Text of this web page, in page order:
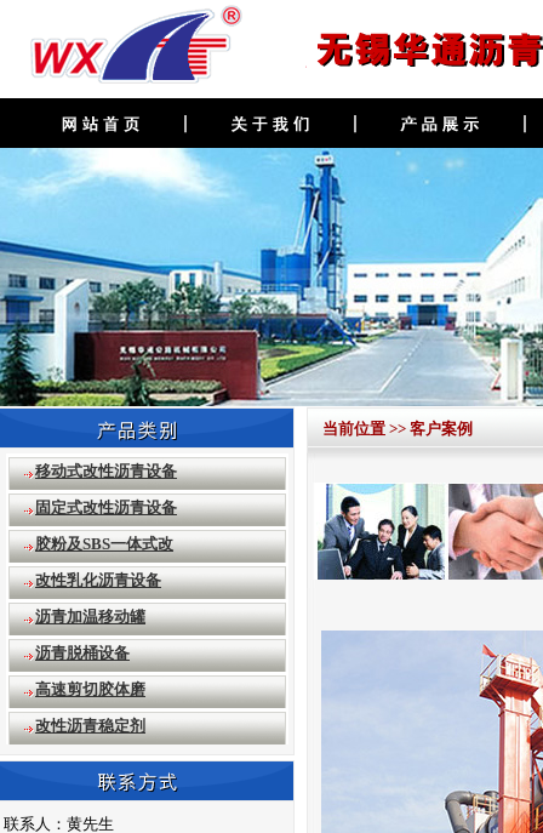
移动式改性沥青设备
固定式改性沥青设备
胶粉及SBS一体式改
改性乳化沥青设备
沥青加温移动罐
沥青脱桶设备
高速剪切胶体磨
改性沥青稳定剂
联系人：黄先生
当前位置 >> 客户案例